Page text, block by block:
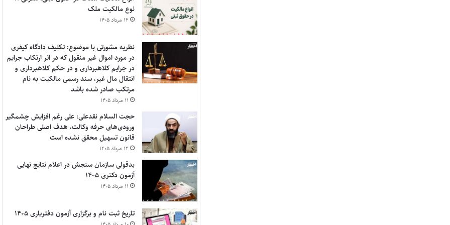
نوع مالکیت ملک
۱۲ مرداد ۱۴۰۵
نظریه مشورتی با موضوع: تکلیف دادگاه کیفری
در مورد اموال غیر منقول که در اثر ارتکاب جرایم
در جرایم کلاهبرداری و در حکم کلاهبرداری و
انتقال مال غیر، سند رسمی مالکیت به نام
مرتکب صادر شده باشد
۱۱ مرداد ۱۴۰۵
حجت السلام نقدعلی: علی رغم افزایش چشمگیر
ورودی‌های حرفه وکالت، هدف اصلی طراحان
قانون تسهیل محقق نشده است
۱۴ مرداد ۱۴۰۵
بدقولی سازمان سنجش در اعلام نتایج نهایی
آزمون دکتری ۱۴۰۵
۱۱ مرداد ۱۴۰۵
تاریخ ثبت نام و برگزاری آزمون دفتریاری ۱۴۰۵